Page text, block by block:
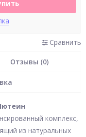
Сравнить
Отзывы (0)
-
комплекс,
из натуральных